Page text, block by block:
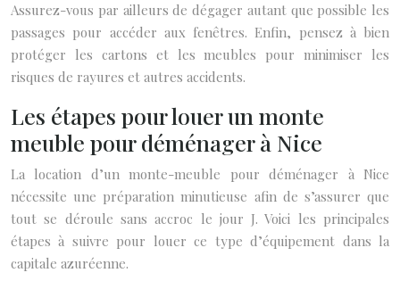
Assurez-vous par ailleurs de dégager autant que possible les
passages pour accéder aux fenêtres. Enfin, pensez à bien
protéger les cartons et les meubles pour minimiser les
risques de rayures et autres accidents.
Les étapes pour louer un monte
meuble pour déménager à Nice
La location d’un monte-meuble pour déménager à Nice
nécessite une préparation minutieuse afin de s’assurer que
tout se déroule sans accroc le jour J. Voici les principales
étapes à suivre pour louer ce type d’équipement dans la
capitale azuréenne.